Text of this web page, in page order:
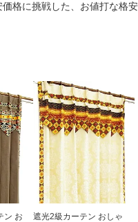
格に挑戦した、お値打な格安
ン お
遮光2級カーテン おしゃ